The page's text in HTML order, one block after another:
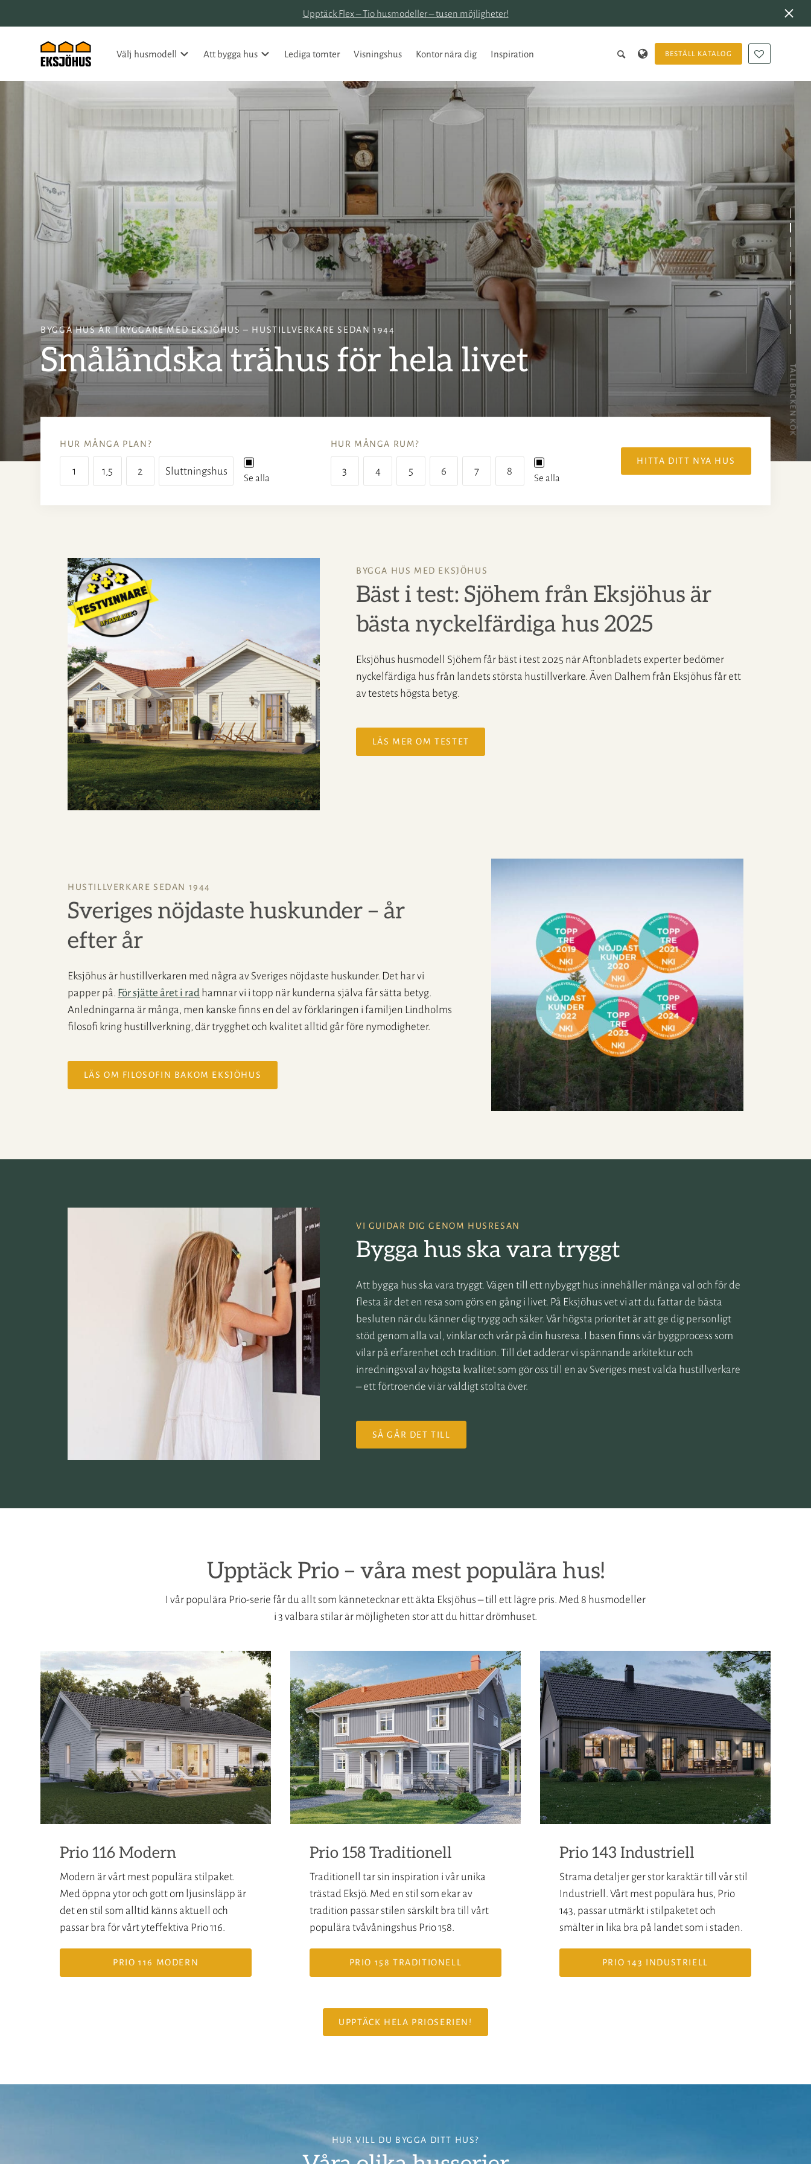
Upptäck Flex – Tio husmodeller – tusen möjligheter!
Välj husmodell Att bygga hus Lediga tomter Visningshus Kontor nära dig Inspiration BESTÄLL KATALOG
TALLBACKEN KÖK
BYGGA HUS ÄR TRYGGARE MED EKSJÖHUS – HUSTILLVERKARE SEDAN 1944
Småländska trähus för hela livet
HUR MÅNGA PLAN?
1 1,5 2 Sluttningshus
Se alla
HUR MÅNGA RUM?
3 4 5 6 7 8
Se alla
HITTA DITT NYA HUS
BYGGA HUS MED EKSJÖHUS
Bäst i test: Sjöhem från Eksjöhus är
bästa nyckelfärdiga hus 2025
Eksjöhus husmodell Sjöhem får bäst i test 2025 när Aftonbladets experter bedömer
nyckelfärdiga hus från landets största hustillverkare. Även Dalhem från Eksjöhus får ett
av testets högsta betyg.
LÄS MER OM TESTET
HUSTILLVERKARE SEDAN 1944
Sveriges nöjdaste huskunder – år
efter år
Eksjöhus är hustillverkaren med några av Sveriges nöjdaste huskunder. Det har vi
papper på. För sjätte året i rad hamnar vi i topp när kunderna själva får sätta betyg.
Anledningarna är många, men kanske finns en del av förklaringen i familjen Lindholms
filosofi kring hustillverkning, där trygghet och kvalitet alltid går före nymodigheter.
LÄS OM FILOSOFIN BAKOM EKSJÖHUS
VI GUIDAR DIG GENOM HUSRESAN
Bygga hus ska vara tryggt
Att bygga hus ska vara tryggt. Vägen till ett nybyggt hus innehåller många val och för de
flesta är det en resa som görs en gång i livet. På Eksjöhus vet vi att du fattar de bästa
besluten när du känner dig trygg och säker. Vår högsta prioritet är att ge dig personligt
stöd genom alla val, vinklar och vrår på din husresa. I basen finns vår byggprocess som
vilar på erfarenhet och tradition. Till det adderar vi spännande arkitektur och
inredningsval av högsta kvalitet som gör oss till en av Sveriges mest valda hustillverkare
– ett förtroende vi är väldigt stolta över.
SÅ GÅR DET TILL
Upptäck Prio – våra mest populära hus!
I vår populära Prio-serie får du allt som kännetecknar ett äkta Eksjöhus – till ett lägre pris. Med 8 husmodeller
i 3 valbara stilar är möjligheten stor att du hittar drömhuset.
Prio 116 Modern
Modern är vårt mest populära stilpaket.
Med öppna ytor och gott om ljusinsläpp är
det en stil som alltid känns aktuell och
passar bra för vårt yteffektiva Prio 116.
PRIO 116 MODERN
Prio 158 Traditionell
Traditionell tar sin inspiration i vår unika
trästad Eksjö. Med en stil som ekar av
tradition passar stilen särskilt bra till vårt
populära tvåvåningshus Prio 158.
PRIO 158 TRADITIONELL
Prio 143 Industriell
Strama detaljer ger stor karaktär till vår stil
Industriell. Vårt mest populära hus, Prio
143, passar utmärkt i stilpaketet och
smälter in lika bra på landet som i staden.
PRIO 143 INDUSTRIELL
UPPTÄCK HELA PRIOSERIEN!
HUR VILL DU BYGGA DITT HUS?